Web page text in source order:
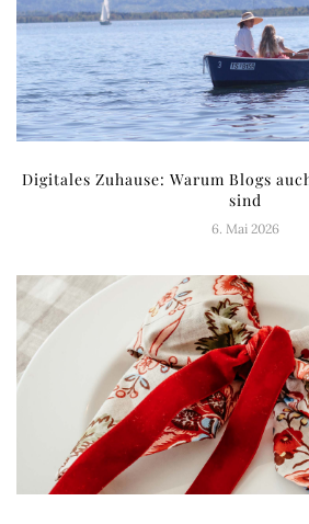
Digitales Zuhause: Warum Blogs
sind
6. Mai 2026